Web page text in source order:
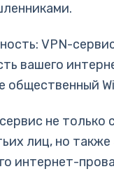
VPN-
вашего
общественный
не только
лиц, но
интернет-